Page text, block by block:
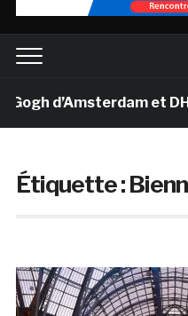
d’Amsterdam et DHL
Étiquette :